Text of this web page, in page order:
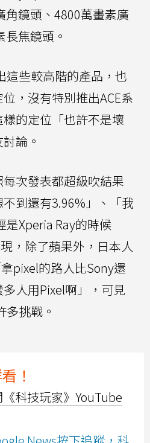
角鏡頭、4800萬畫素廣
焦鏡頭。
這些較高階的產品，也
，沒有特別推出ACE系
的定位「也許不是壞
論。
次發表都超級吹結果
到還有3.96%」、「我
Xperia Ray的時候
，除了蘋果外，日本人
拿pixel的路人比Sony還
人用Pixel啊」，可見
挑戰。
！
科技玩家》YouTube